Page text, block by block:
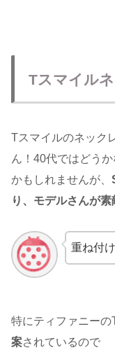
Tスマイル
Tスマイルのネック
ん！40代ではどう
かもしれませんが、
り、モデルさんが素
重ね付
特にティファニーの
案されているので